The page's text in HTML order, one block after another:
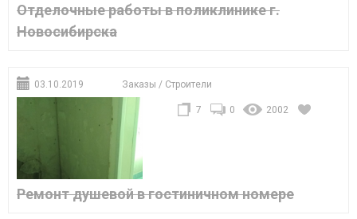
Отделочные работы в поликлинике г.
Новосибирска
03.10.2019 Заказы / Строители
2002
0
7
Ремонт душевой в гостиничном номере